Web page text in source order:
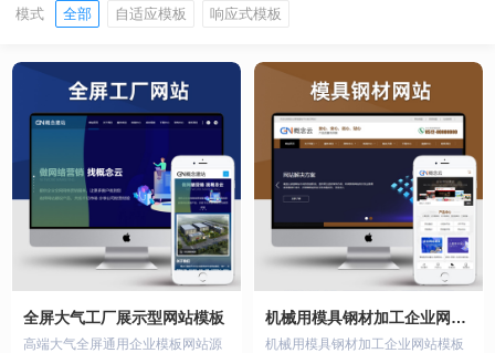
模式 全部 自适应模板 响应式模板
全屏大气工厂展示型网站模板
高端大气全屏通用企业模板网站源
机械用模具钢材加工企业网站模板
机械用模具钢材加工企业网站模板